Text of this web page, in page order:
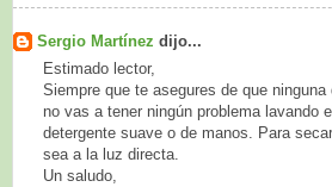
Sergio Martínez dijo...
Estimado lector,
Siempre que te asegures de que
no vas a tener ningún problema lavando
detergente suave o de manos. Para
sea a la luz directa.
Un saludo,